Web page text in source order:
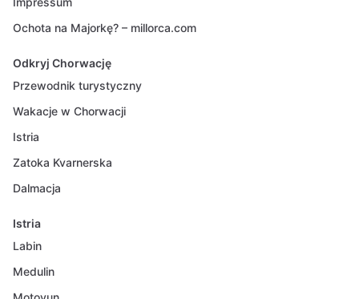
Ochota na Majorkę? – millorca.com
Odkryj Chorwację
Przewodnik turystyczny
Wakacje w Chorwacji
Istria
Zatoka Kvarnerska
Dalmacja
Istria
Labin
Medulin